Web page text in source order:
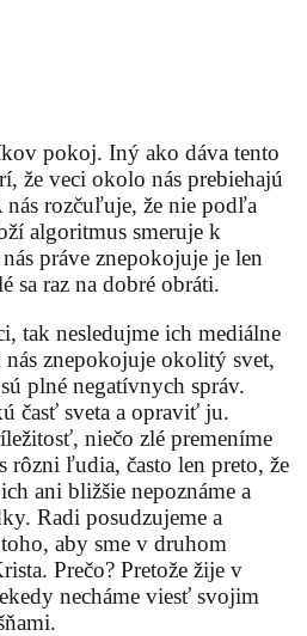
pokoj. Iný ako dáva tento
že veci okolo nás prebiehajú
rozčuľuje, že nie podľa
algoritmus smeruje k
práve znepokojuje je len
sa raz na dobré obráti.
tak nesledujme ich mediálne
znepokojuje okolitý svet,
plné negatívnych správ.
časť sveta a opraviť ju.
niečo zlé premeníme
rôzni ľudia, často len preto, že
ani bližšie nepoznáme a
Radi posudzujeme a
aby sme v druhom
Prečo? Pretože žije v
necháme viesť svojim